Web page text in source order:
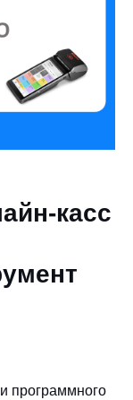
касс
программного